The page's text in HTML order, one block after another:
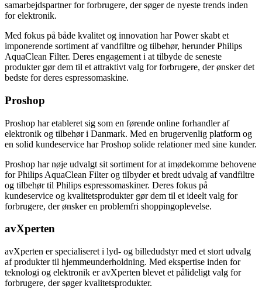
samarbejdspartner for forbrugere, der søger de nyeste trends inden
for elektronik.
Med fokus på både kvalitet og innovation har Power skabt et
imponerende sortiment af vandfiltre og tilbehør, herunder Philips
AquaClean Filter. Deres engagement i at tilbyde de seneste
produkter gør dem til et attraktivt valg for forbrugere, der ønsker det
bedste for deres espressomaskine.
Proshop
Proshop har etableret sig som en førende online forhandler af
elektronik og tilbehør i Danmark. Med en brugervenlig platform og
en solid kundeservice har Proshop solide relationer med sine kunder.
Proshop har nøje udvalgt sit sortiment for at imødekomme behovene
for Philips AquaClean Filter og tilbyder et bredt udvalg af vandfiltre
og tilbehør til Philips espressomaskiner. Deres fokus på
kundeservice og kvalitetsprodukter gør dem til et ideelt valg for
forbrugere, der ønsker en problemfri shoppingoplevelse.
avXperten
avXperten er specialiseret i lyd- og billedudstyr med et stort udvalg
af produkter til hjemmeunderholdning. Med ekspertise inden for
teknologi og elektronik er avXperten blevet et pålideligt valg for
forbrugere, der søger kvalitetsprodukter.